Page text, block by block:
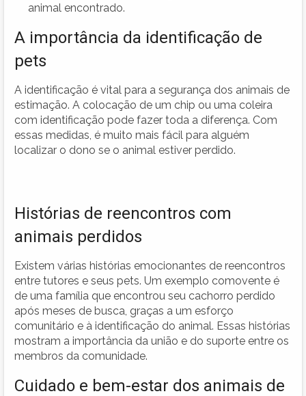
animal encontrado.
A importância da identificação de
pets
A identificação é vital para a segurança dos animais de
estimação. A colocação de um chip ou uma coleira
com identificação pode fazer toda a diferença. Com
essas medidas, é muito mais fácil para alguém
localizar o dono se o animal estiver perdido.
Histórias de reencontros com
animais perdidos
Existem várias histórias emocionantes de reencontros
entre tutores e seus pets. Um exemplo comovente é
de uma família que encontrou seu cachorro perdido
após meses de busca, graças a um esforço
comunitário e à identificação do animal. Essas histórias
mostram a importância da união e do suporte entre os
membros da comunidade.
Cuidado e bem-estar dos animais de